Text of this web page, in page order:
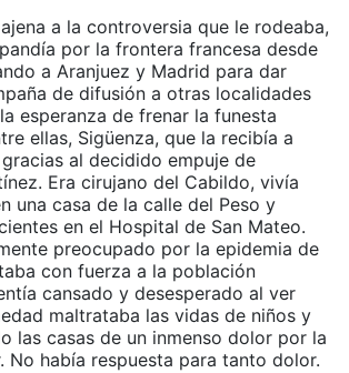
a la controversia que le rodeaba,
por la frontera francesa desde
a Aranjuez y Madrid para dar
de difusión a otras localidades
esperanza de frenar la funesta
ellas, Sigüenza, que la recibía a
gracias al decidido empuje de
Era cirujano del Cabildo, vivía
una casa de la calle del Peso y
en el Hospital de San Mateo.
preocupado por la epidemia de
con fuerza a la población
cansado y desesperado al ver
maltrataba las vidas de niños y
las casas de un inmenso dolor por la
No había respuesta para tanto dolor.